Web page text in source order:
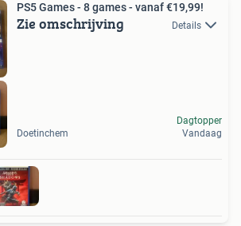
PS5 Games - 8 games - vanaf €19,99!
Zie omschrijving Details
Doetinchem
Dagtopper
Vandaag